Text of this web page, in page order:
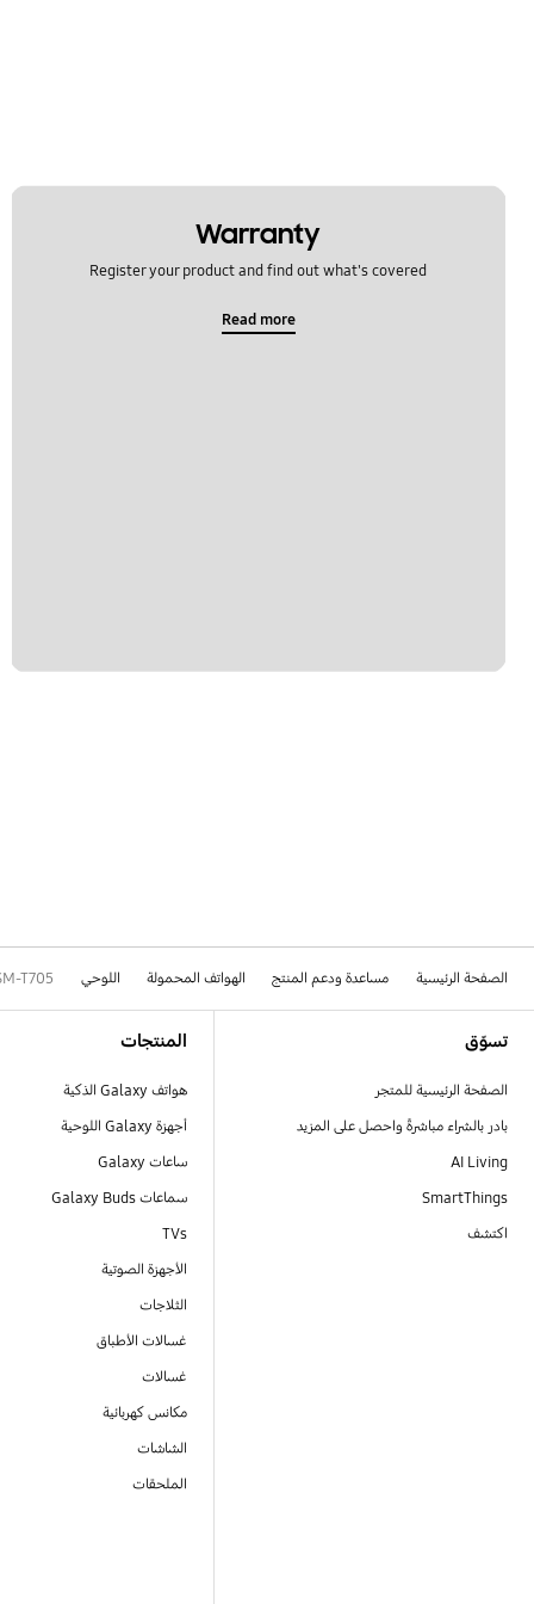
Warranty
Register your product and find out what's covered
Read more
الصفحة الرئيسية مساعدة ودعم المنتج الهواتف المحمولة اللوحي T705
تسوّق
الصفحة الرئيسية للمتجر
بادر بالشراء مباشرةً واحصل على المزيد
AI Living
SmartThings
اكتشف
المنتجات
هواتف Galaxy الذكية
أجهزة Galaxy اللوحية
ساعات Galaxy
سماعات Galaxy Buds
TVs
الأجهزة الصوتية
الثلاجات
غسالات الأطباق
غسالات
مكانس كهربائية
الشاشات
الملحقات